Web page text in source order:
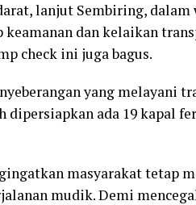
lanjut Sembiring,
keamanan dan kelaikan
check ini juga bagus.
yang melayani
dipersiapkan ada 19 kapal
masyarakat tetap
mudik. Demi